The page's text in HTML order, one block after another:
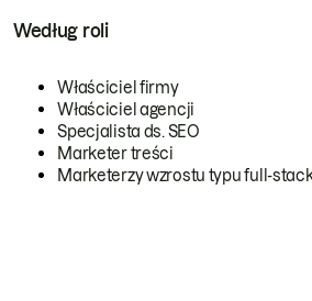
Według roli
Właściciel firmy
Właściciel agencji
Specjalista ds. SEO
Marketer treści
Marketerzy wzrostu typu full-